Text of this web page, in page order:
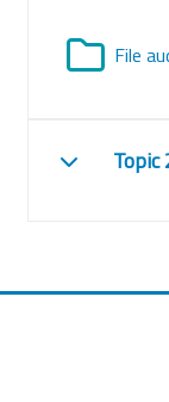
File
CollapseTopic